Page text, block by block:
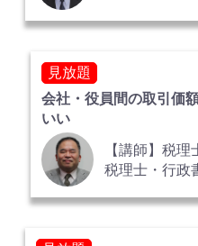
見放題
会社・役員間の取引価
いい
【講師】税
税理士・行